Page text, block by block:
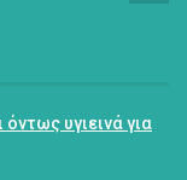
υγιεινά για